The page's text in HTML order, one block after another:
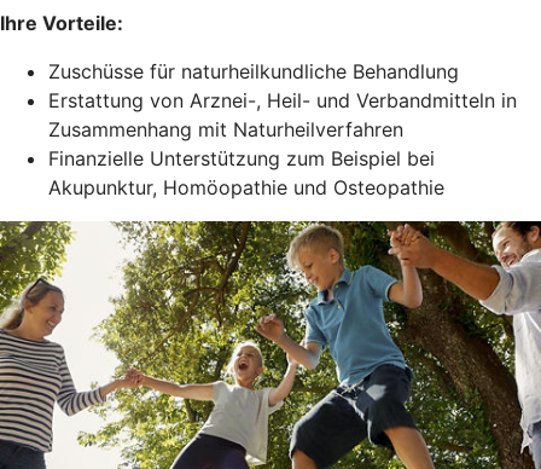
Ihre Vorteile:
Zuschüsse für naturheilkundliche Behandlung
Erstattung von Arznei-, Heil- und Verbandmitteln in
Zusammenhang mit Naturheilverfahren
Finanzielle Unterstützung zum Beispiel bei
Akupunktur, Homöopathie und Osteopathie